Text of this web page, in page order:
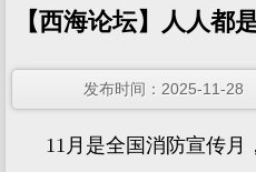
【西海论坛】人人都
发布时间：2025-
11月是全国消防宣传月